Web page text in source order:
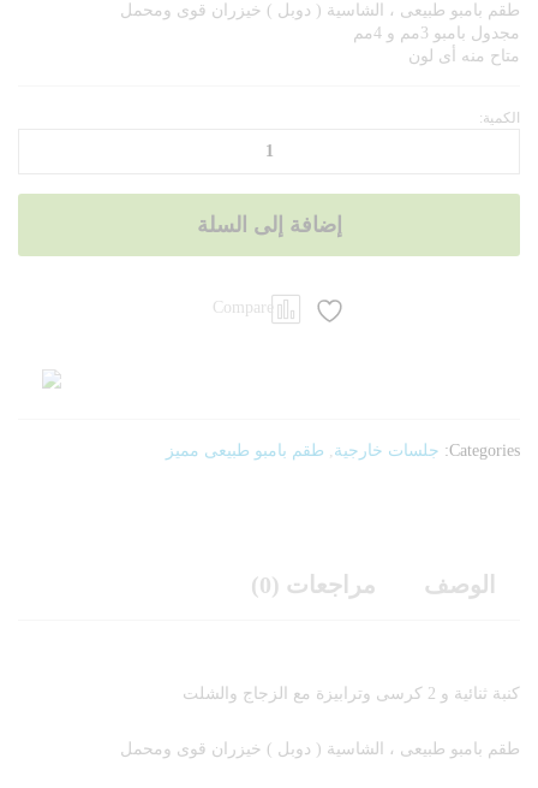
طقم بامبو طبيعى ، الشاسية ( دوبل ) خيزران قوى ومحمل
مجدول بامبو 3مم و 4مم
متاح منه أى لون
بداية
الكمية:
إضافة إلى السلة
Compare
Categories: جلسات خارجية , طقم بامبو طبيعى مميز
الوصف مراجعات (0)
كنبة ثنائية و 2 كرسى وترابيزة مع الزجاج والشلت
طقم بامبو طبيعى ، الشاسية ( دوبل ) خيزران قوى ومحمل